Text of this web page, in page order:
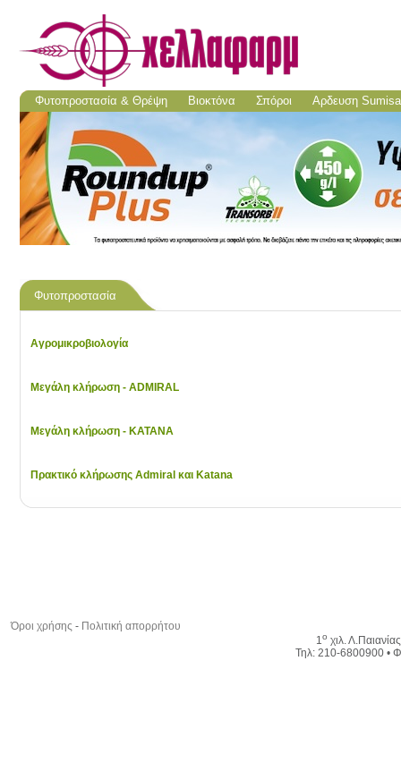
Φυτοπροστασία & Θρέψη Βιοκτόνα Σπόροι Aρδευση
Φυτοπροστασία
Αγρομικροβιολογία
Μεγάλη κλήρωση - ADMIRAL
Μεγάλη κλήρωση - KATANA
Πρακτικό κλήρωσης Admiral και Katana
Όροι χρήσης - Πολιτική απορρήτου
1ο χιλ.
Τηλ: 210-6800900 •